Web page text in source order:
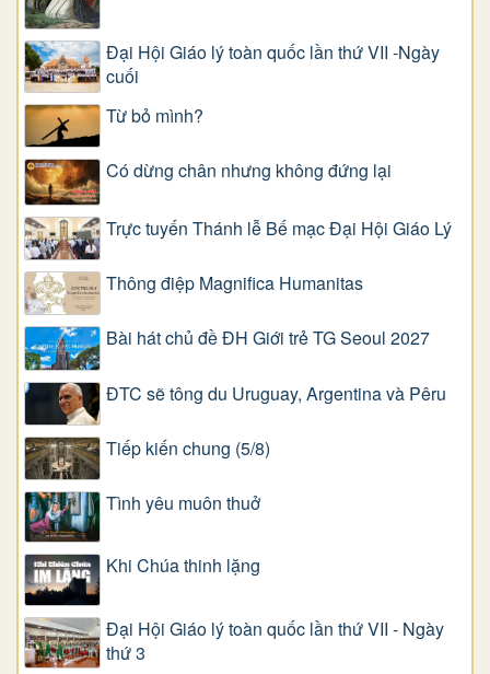
Đại Hội Giáo lý toàn quốc lần thứ VII -Ngày
cuối
Từ bỏ mình?
Có dừng chân nhưng không đứng lại
Trực tuyến Thánh lễ Bế mạc Đại Hội Giáo Lý
Thông điệp Magnifica Humanitas
Bài hát chủ đề ĐH Giới trẻ TG Seoul 2027
ĐTC sẽ tông du Uruguay, Argentina và Pêru
Tiếp kiến chung (5/8)
Tình yêu muôn thuở
Khi Chúa thinh lặng
Đại Hội Giáo lý toàn quốc lần thứ VII - Ngày
thứ 3